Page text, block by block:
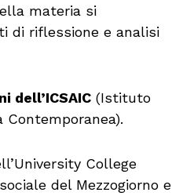
materia si
di riflessione e analisi
dell’ICSAIC (Istituto
Contemporanea).
College
del Mezzogiorno e